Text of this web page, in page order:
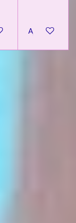
au panierAjouter au